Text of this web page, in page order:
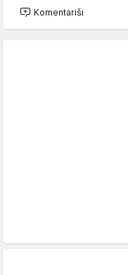
Komentariši